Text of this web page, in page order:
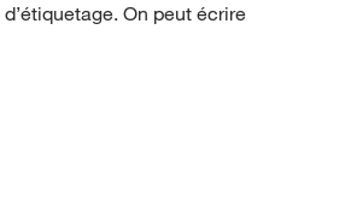
On peut écrire